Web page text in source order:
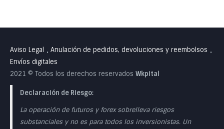
Aviso Legal • Anulación de pedidos, devoluciones y reembolsos •
Envíos digitales
2021 © Todos los derechos reservados Wkpital
Declaración de Riesgo:
La operación de futuros y forex sobrelleva riesgos
substanciales y no es para todos los inversionistas. Un